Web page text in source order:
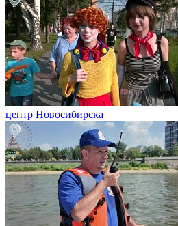
центр Новосибирска